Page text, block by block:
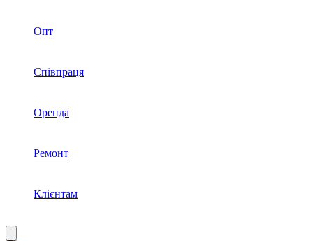
Опт
Співпраця
Оренда
Ремонт
Клієнтам